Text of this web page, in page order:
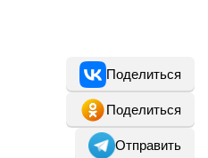
Поделиться
Поделиться
Отправить